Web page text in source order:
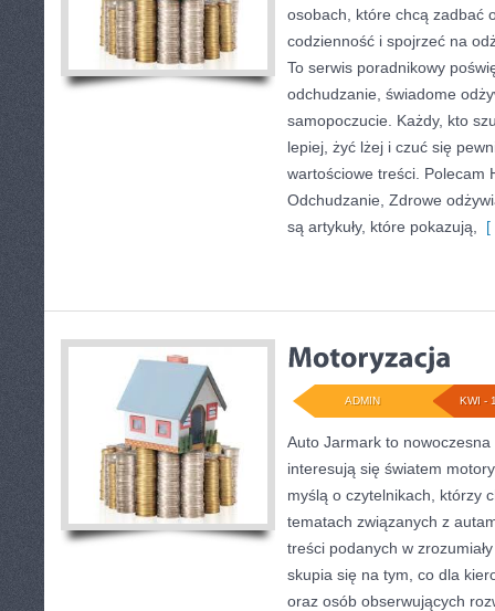
osobach, które chcą zadbać
codzienność i spojrzeć na
To serwis poradnikowy
odchudzanie, świadome
samopoczucie. Każdy, kto
lepiej, żyć lżej i czuć się
wartościowe treści. Polecam
Odchudzanie, Zdrowe
są artykuły, które pokazują,
[
KWI -
ADMIN
Auto Jarmark to
interesują się światem
myślą o czytelnikach, którzy
tematach związanych z
treści podanych w
skupia się na tym, co dla
oraz osób obserwujących